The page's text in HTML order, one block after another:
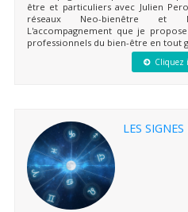
être et particuliers avec Julien
réseaux Neo-bienêtre et
L'accompagnement que je
professionnels du bien-être en tout
Cliquez
LES